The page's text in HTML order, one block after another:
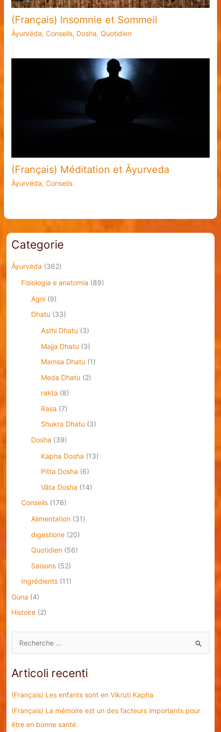
(Français) Insomnie et Sommeil
Āyurvéda, Conseils, Dosha, Quotidien
(Français) Méditation et Āyurveda
Āyurvéda, Conseils
Categorie
Āyurvéda (362)
Fisiologia e anatomia (89)
Agni(9)
Dhatu (33)
Asthi Dhatu (3)
Majja Dhatu (3)
Mamsa Dhatu (1)
Meda Dhatu (2)
rakta (8)
Rasa (7)
Shukra Dhatu (3)
Dosha (39)
Kapha Dosha (13)
Pitta Dosha (6)
Vāta Dosha (14)
Conseils(178)
Alimentation(31)
digestione(20)
Quotidien(56)
Saisons(52)
Ingrédients(11)
Guna (4)
Histoire(2)
e
c
a
:
Articoli recenti
(Français) Les enfants sont en Vikruti Kapha
(Français) La mémoire est un des facteurs importants pour
être en bonne santé.